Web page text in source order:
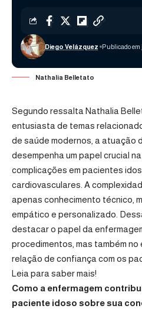
Diego Velázquez Publicado em
Nathalia Belletato
Segundo ressalta Nathalia
entusiasta de temas
de saúde modernos, a atuação
desempenha um papel crucial
complicações em pacientes
cardiovasculares. A
apenas conhecimento técnico,
empático e personalizado.
destacar o papel da
procedimentos, mas também
relação de confiança com os
Leia para saber mais!
Como a enfermagem
paciente idoso sobre sua